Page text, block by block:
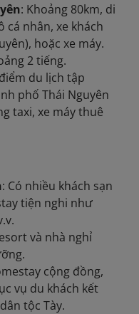
: Khoảng 80km, di
cá nhân, xe khách
hoặc xe máy.
2 tiếng.
du lịch tập
phố Thái Nguyên
taxi, xe máy thuê
: Có nhiều khách sạn
tiện nghi như
và nhà nghỉ
cộng đồng,
vụ du khách kết
tộc Tày.